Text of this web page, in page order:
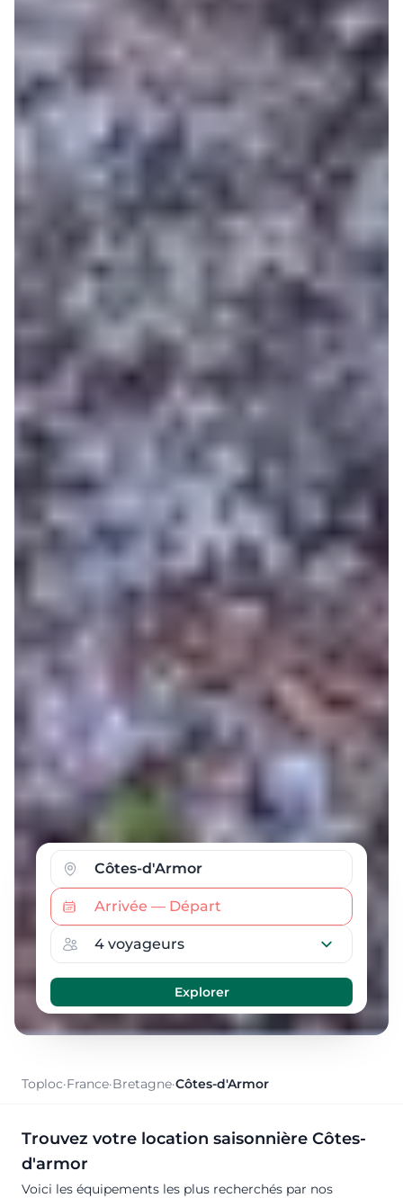
Toploc·France·Bretagne·Côtes-d'Armor
Trouvez votre location saisonnière Côtes-
d'armor
Voici les équipements les plus recherchés par nos